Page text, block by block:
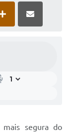
segura do